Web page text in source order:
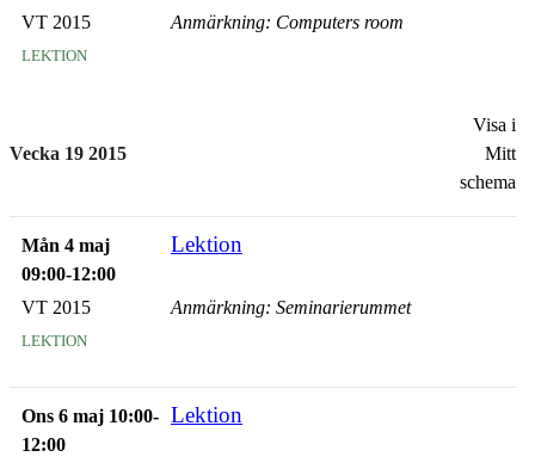
VT 2015
lektion
Anmärkning: Computers room
Vecka 19 2015
Visa i
Mitt
schema
Mån 4 maj
09:00-12:00
Lektion
VT 2015
lektion
Anmärkning: Seminarierummet
Ons 6 maj 10:00-
12:00
Lektion